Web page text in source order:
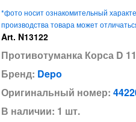
*фото носит ознакомительный
производства товара может
Art. N13122
Противотуманка Корса D
Бренд: Depo
Оригинальный номер:
В наличии: 1 шт.